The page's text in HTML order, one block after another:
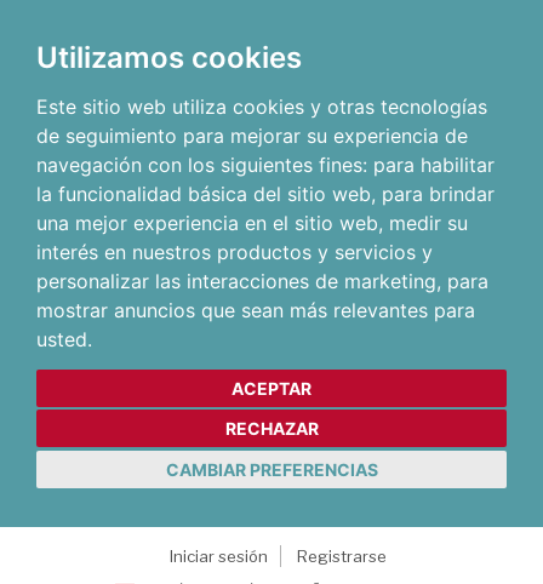
Utilizamos cookies
Este sitio web utiliza cookies y otras tecnologías
de seguimiento para mejorar su experiencia de
navegación con los siguientes fines: para habilitar
la funcionalidad básica del sitio web, para brindar
una mejor experiencia en el sitio web, medir su
interés en nuestros productos y servicios y
personalizar las interacciones de marketing, para
mostrar anuncios que sean más relevantes para
usted.
ACEPTAR
RECHAZAR
CAMBIAR PREFERENCIAS
Iniciar sesión
Registrarse